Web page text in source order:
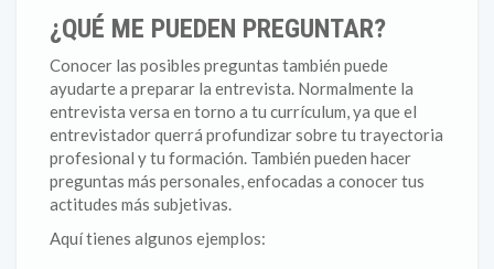
¿QUÉ ME PUEDEN PREGUNTAR?
Conocer las posibles preguntas también puede
ayudarte a preparar la entrevista. Normalmente la
entrevista versa en torno a tu currículum, ya que el
entrevistador querrá profundizar sobre tu trayectoria
profesional y tu formación. También pueden hacer
preguntas más personales, enfocadas a conocer tus
actitudes más subjetivas.
Aquí tienes algunos ejemplos: